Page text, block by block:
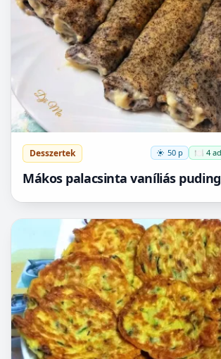
Desszertek 50 p 🍽️ 4
Mákos palacsinta vaníliás